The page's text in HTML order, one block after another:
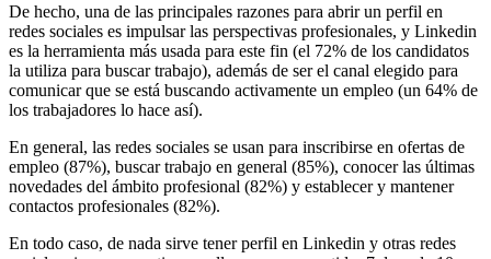
De hecho, una de las principales razones para abrir un perfil en
redes sociales es impulsar las perspectivas profesionales, y Linkedin
es la herramienta más usada para este fin (el 72% de los candidatos
la utiliza para buscar trabajo), además de ser el canal elegido para
comunicar que se está buscando activamente un empleo (un 64% de
los trabajadores lo hace así).
En general, las redes sociales se usan para inscribirse en ofertas de
empleo (87%), buscar trabajo en general (85%), conocer las últimas
novedades del ámbito profesional (82%) y establecer y mantener
contactos profesionales (82%).
En todo caso, de nada sirve tener perfil en Linkedin y otras redes